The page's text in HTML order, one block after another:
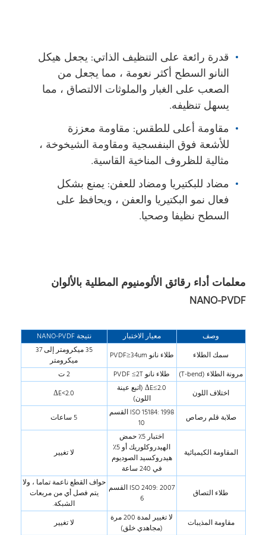
قدرة رائعة على التنظيف الذاتي: يجعل هيكل
النانو السطح أكثر نعومة ، مما يجعل من
الصعب على الغبار والملوثات الالتصاق ، مما
يسهل تنظيفه.
مقاومة أعلى للطقس: مقاومة معززة
للأشعة فوق البنفسجية ومقاومة الشيخوخة ،
مثالية للظروف المناخية القاسية.
مضاد للبكتيريا ومضاد للعفن: يمنع بشكل
فعال نمو البكتيريا والعفن ، ويحافظ على
السطح نظيفا وصحيا.
معلمات أداء رقائق الألومنيوم المطلية بالألوان
NANO-PVDF
وصف معيار الاختبار
نتيجة NANO-PVDF
سمك الطلاء
طلاء نانو PVDF≥34um
35 ميكرومتر إلى 37
ميكرومتر
مرونة الطلاء (T-bend)
طلاء نانو PVDF ≤2T
2 ت
اختلاف اللون
ΔE≤2.0 (اتبع عينة
اللون)
ΔE<2.0
صلابة قلم رصاص
ISO 15184: 1998 القسم
10
5 ساعات
المقاومة الكيميائية
اختبار 5٪ حمض
الهيدروكلوريك أو 5٪
هيدروكسيد الصوديوم
في 240 ساعة
لا تغيير
طلاء التصاق
ISO 2409: 2007 القسم
6
حواف القطع ناعمة تماما ، ولا
يتم فصل أي من مربعات
الشبكة.
مقاومة المذيبات
لا تغيير لمدة 200 مرة
(مجاهدي خلق)
لا تغيير